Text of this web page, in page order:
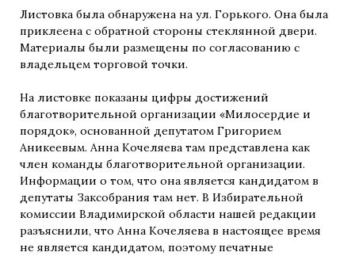
Листовка была обнаружена на ул. Горького. Она была
приклеена с обратной стороны стеклянной двери.
Материалы были размещены по согласованию с
владельцем торговой точки.
На листовке показаны цифры достижений
благотворительной организации «Милосердие и
порядок», основанной депутатом Григорием
Аникеевым. Анна Кочеляева там представлена как
член команды благотворительной организации.
Информации о том, что она является кандидатом в
депутаты Заксобрания там нет. В Избирательной
комиссии Владимирской области нашей редакции
разъяснили, что Анна Кочеляева в настоящее время
не является кандидатом, поэтому печатные